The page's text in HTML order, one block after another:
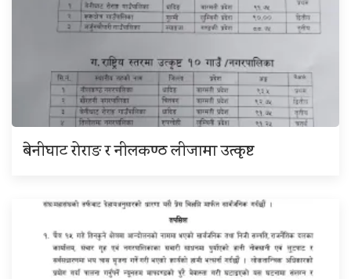
बेनीघाट रोराङ र नीलकण्ठ लीजामा उत्कृष्ट